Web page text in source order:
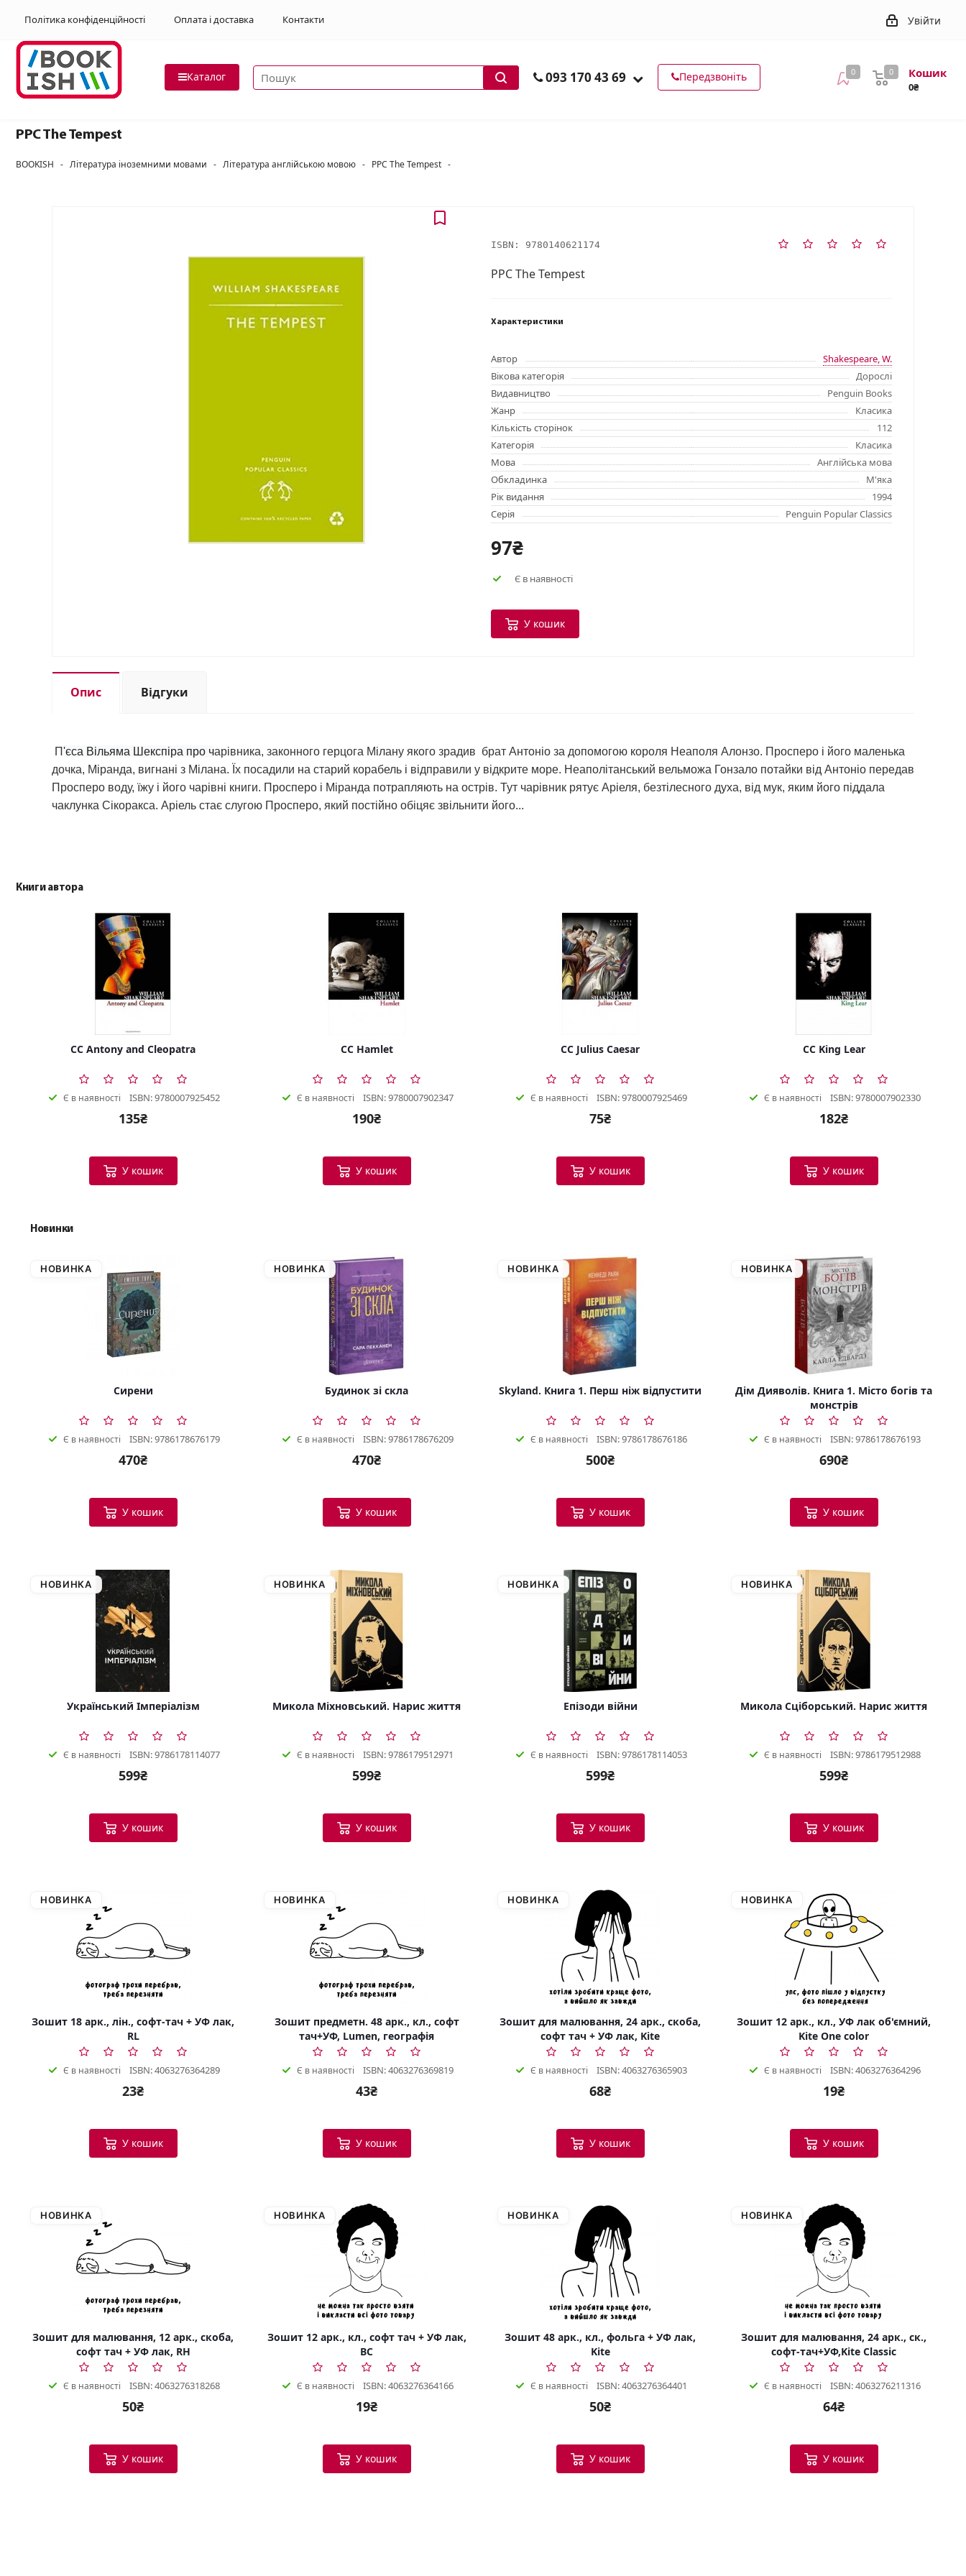
Політика конфіденційності Оплата і доставка Контакти Увійти
Каталог Пошук товарів 093 170 43 69 Передзвоніть 0 Кошик
0₴
0
PPC The Tempest
BOOKISH - Література іноземними мовами - Література англійською мовою - PPC The Tempest -
ISBN: 9780140621174
PPC The Tempest
Характеристики
Автор
Shakespeare, W.
Вікова категорія
Дорослі
Видавництво
Penguin Books
Жанр
Класика
Кількість сторінок
112
Категорія
Класика
Мова
Англійська мова
Обкладинка
М'яка
Рік видання
1994
Серія
Penguin Popular Classics
97₴
Є в наявності
У кошик
Опис Відгуки
П'єса Вільяма Шекспіра про чарівника, законного герцога Мілану якого зрадив брат Антоніо за допомогою короля Неаполя Алонзо. Просперо і його маленька
дочка, Міранда, вигнані з Мілана. Їх посадили на старий корабель і відправили у відкрите море. Неаполітанський вельможа Гонзало потайки від Антоніо передав
Просперо воду, їжу і його чарівні книги. Просперо і Міранда потрапляють на острів. Тут чарівник рятує Аріеля, безтілесного духа, від мук, яким його піддала
чаклунка Сікоракса. Аріель стає слугою Просперо, який постійно обіцяє звільнити його...
Книги автора
CC Antony and Cleopatra
Є в наявності ISBN: 9780007925452
135₴
У кошик
CC Hamlet
Є в наявності ISBN: 9780007902347
190₴
У кошик
CC Julius Caesar
Є в наявності ISBN: 9780007925469
75₴
У кошик
CC King Lear
Є в наявності ISBN: 9780007902330
182₴
У кошик
Новинки
НОВИНКА
Сирени
Є в наявності ISBN: 9786178676179
470₴
У кошик
НОВИНКА
Будинок зі скла
Є в наявності ISBN: 9786178676209
470₴
У кошик
НОВИНКА
Skyland. Книга 1. Перш ніж відпустити
Є в наявності ISBN: 9786178676186
500₴
У кошик
НОВИНКА
Дім Дияволів. Книга 1. Місто богів та
монстрів
Є в наявності ISBN: 9786178676193
690₴
У кошик
НОВИНКА
Український Імперіалізм
Є в наявності ISBN: 9786178114077
599₴
У кошик
НОВИНКА
Микола Міхновський. Нарис життя
Є в наявності ISBN: 9786179512971
599₴
У кошик
НОВИНКА
Епізоди війни
Є в наявності ISBN: 9786178114053
599₴
У кошик
НОВИНКА
Микола Сціборський. Нарис життя
Є в наявності ISBN: 9786179512988
599₴
У кошик
НОВИНКА
Зошит 18 арк., лін., софт-тач + УФ лак,
RL
Є в наявності ISBN: 4063276364289
23₴
У кошик
НОВИНКА
Зошит предметн. 48 арк., кл., софт
тач+УФ, Lumen, географія
Є в наявності ISBN: 4063276369819
43₴
У кошик
НОВИНКА
Зошит для малювання, 24 арк., скоба,
софт тач + УФ лак, Kite
Є в наявності ISBN: 4063276365903
68₴
У кошик
НОВИНКА
Зошит 12 арк., кл., УФ лак об'ємний,
Kite One color
Є в наявності ISBN: 4063276364296
19₴
У кошик
НОВИНКА
Зошит для малювання, 12 арк., скоба,
софт тач + УФ лак, RH
Є в наявності ISBN: 4063276318268
50₴
У кошик
НОВИНКА
Зошит 12 арк., кл., софт тач + УФ лак,
BC
Є в наявності ISBN: 4063276364166
19₴
У кошик
НОВИНКА
Зошит 48 арк., кл., фольга + УФ лак,
Kite
Є в наявності ISBN: 4063276364401
50₴
У кошик
НОВИНКА
Зошит для малювання, 24 арк., ск.,
софт-тач+УФ,Kite Classic
Є в наявності ISBN: 4063276211316
64₴
У кошик